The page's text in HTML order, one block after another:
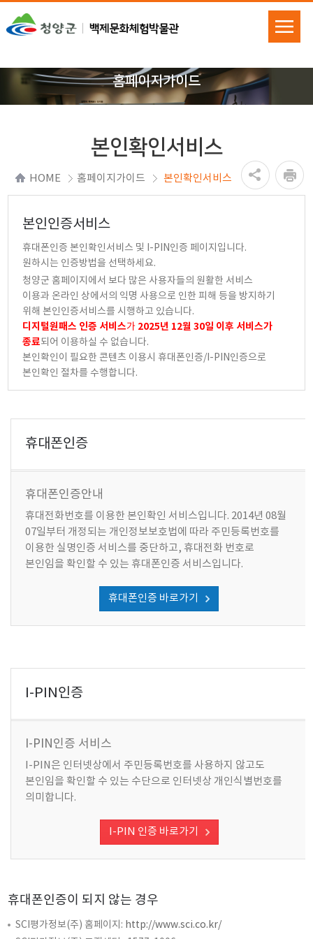
홈페이지가이드
본인확인서비스
HOME 홈페이지가이드 본인확인서비스
본인인증서비스
휴대폰인증 본인확인서비스 및 I-PIN인증 페이지입니다.
원하시는 인증방법을 선택하세요.
청양군 홈페이지에서 보다 많은 사용자들의 원활한 서비스
이용과 온라인 상에서의 익명 사용으로 인한 피해 등을 방지하기
위해 본인인증서비스를 시행하고 있습니다.
디지털원패스 인증 서비스가 2025년 12월 30일 이후 서비스가
종료되어 이용하실 수 없습니다.
본인확인이 필요한 콘텐츠 이용시 휴대폰인증/I-PIN인증으로
본인확인 절차를 수행합니다.
휴대폰인증
휴대폰인증안내
휴대전화번호를 이용한 본인확인 서비스입니다. 2014년 08월
07일부터 개정되는 개인정보보호법에 따라 주민등록번호를
이용한 실명인증 서비스를 중단하고, 휴대전화 번호로
본인임을 확인할 수 있는 휴대폰인증 서비스입니다.
휴대폰인증 바로가기
I-PIN인증
I-PIN인증 서비스
I-PIN은 인터넷상에서 주민등록번호를 사용하지 않고도
본인임을 확인할 수 있는 수단으로 인터넷상 개인식별번호를
의미합니다.
I-PIN 인증 바로가기
휴대폰인증이 되지 않는 경우
SCI평가정보(주) 홈페이지: http://www.sci.co.kr/